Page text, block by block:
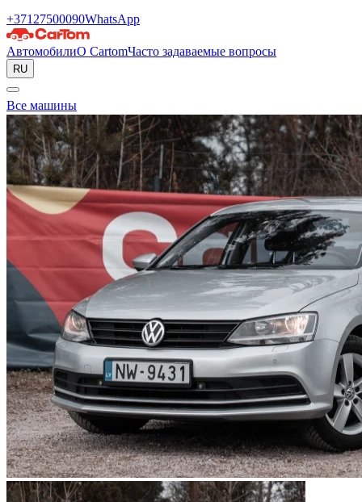
+37127500090WhatsApp
АвтомобилиО CartomЧасто задаваемые вопросы
RU
Все машины